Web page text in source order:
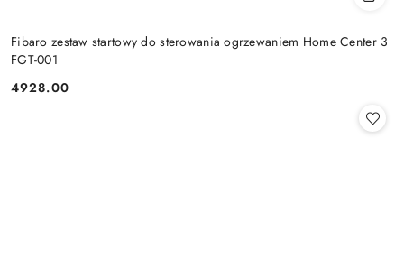
Fibaro zestaw startowy do sterowania ogrzewaniem Home Center 3
FGT-001
Cena:
4928.00